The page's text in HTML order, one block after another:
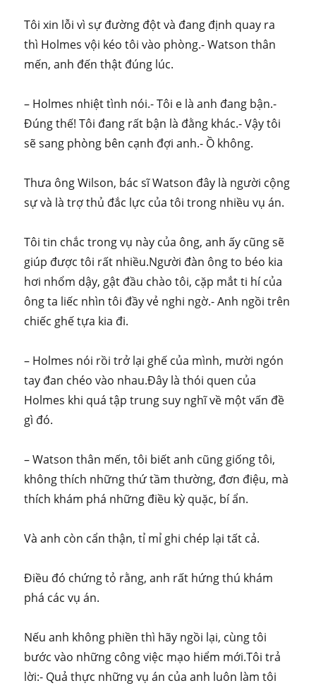
Tôi xin lỗi vì sự đường đột và đang định quay ra
thì Holmes vội kéo tôi vào phòng.- Watson thân
mến, anh đến thật đúng lúc.
– Holmes nhiệt tình nói.- Tôi e là anh đang bận.-
Đúng thế! Tôi đang rất bận là đằng khác.- Vậy tôi
sẽ sang phòng bên cạnh đợi anh.- Ồ không.
Thưa ông Wilson, bác sĩ Watson đây là người cộng
sự và là trợ thủ đắc lực của tôi trong nhiều vụ án.
Tôi tin chắc trong vụ này của ông, anh ấy cũng sẽ
giúp được tôi rất nhiều.Người đàn ông to béo kia
hơi nhổm dậy, gật đầu chào tôi, cặp mắt ti hí của
ông ta liếc nhìn tôi đầy vẻ nghi ngờ.- Anh ngồi trên
chiếc ghế tựa kia đi.
– Holmes nói rồi trở lại ghế của mình, mười ngón
tay đan chéo vào nhau.Đây là thói quen của
Holmes khi quá tập trung suy nghĩ về một vấn đề
gì đó.
– Watson thân mến, tôi biết anh cũng giống tôi,
không thích những thứ tầm thường, đơn điệu, mà
thích khám phá những điều kỳ quặc, bí ẩn.
Và anh còn cẩn thận, tỉ mỉ ghi chép lại tất cả.
Điều đó chứng tỏ rằng, anh rất hứng thú khám
phá các vụ án.
Nếu anh không phiền thì hãy ngồi lại, cùng tôi
bước vào những công việc mạo hiểm mới.Tôi trả
lời:- Quả thực những vụ án của anh luôn làm tôi